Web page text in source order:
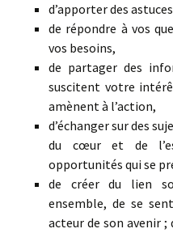
d’apporter des
de répondre à vos
vos besoins,
de partager des
suscitent votre
amènent à l’action,
d’échanger sur des
du cœur et de
opportunités qui se
de créer du lien
ensemble, de se
acteur de son avenir ;